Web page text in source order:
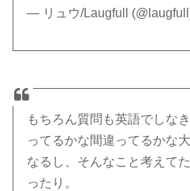
— リュウ/Laugfull
もちろん質問も英語でしな
ってるかな間違ってるかな
なるし、そんなこと考えて
ったり。